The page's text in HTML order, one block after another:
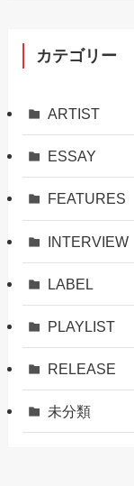
カテゴリー
ARTIST
ESSAY
FEATURES
INTERVIEW
LABEL
PLAYLIST
RELEASE
未分類